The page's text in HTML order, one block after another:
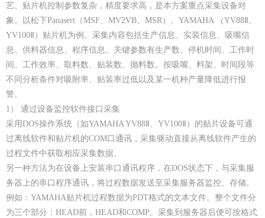
艺。贴片机控制参数复杂，精度要求高，是本方案重点采集设备对
象。以松下Panasert（MSF、MV2VB、MSR）、YAMAHA （YV88Ⅱ、
YV100Ⅱ）贴片机为例。采集内容包括生产信息、实装信息、吸嘴信
息、供料器信息、程序信息。关键参数有生产数、停机时间、工作时
间、工作效率、取料数、贴装数、抛料数。按吸嘴、料架、时间段等
不同分析条件对吸附率、贴装率过低以及某一机种产量降低进行报
警。
1） 通过设备监控软件接口采集
采用DOS操作系统（如YAMAHA YV88Ⅱ、YV100Ⅱ）的贴片设备可通
过离线软件和贴片机的COM口通讯，采集驱动直接从离线软件产生的
过程文件中获取相应采集数据。
另一种方法为在设备上安装串口通讯程序，在DOS状态下，与采集服
务器上的串口程序通讯，将过程数据发送至采集服务器监控、存储。
例如：YAMAHA贴片机过程数据为PDT格式的文本文件。整个文件分
为三个部分：HEAD前，HEAD和COMP。采集到服务器后便可按格式